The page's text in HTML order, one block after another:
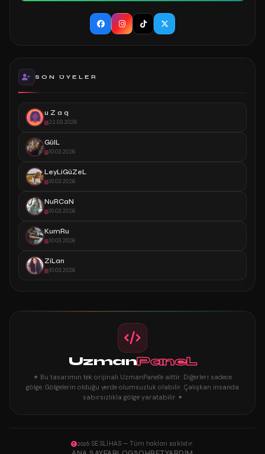
SON ÜYELER
u Z a q
22.03.2026
GülL
10.03.2026
LeyLiGüZeL
10.03.2026
NuRCaN
10.03.2026
KumRu
10.03.2026
ZiLan
10.03.2026
UzmanPaneL
✦ Bu tasarımın tek orijinali UzmanPanel'e aittir. Diğerleri sadece
gölge. Gölgelerin olduğu yerde olumsuzluk olabilir. Çalışkan insanda
sabırsızlıkla gölge yaratabilir ✦
2026 SESLİHAS — Tüm hakları saklıdır.